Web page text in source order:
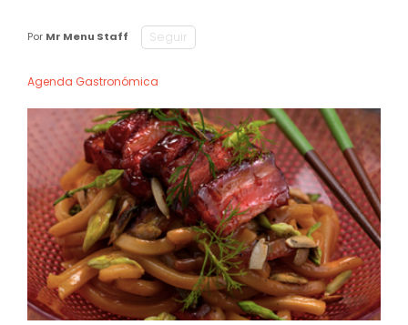
Por Mr Menu Staff Seguir
Agenda Gastronómica